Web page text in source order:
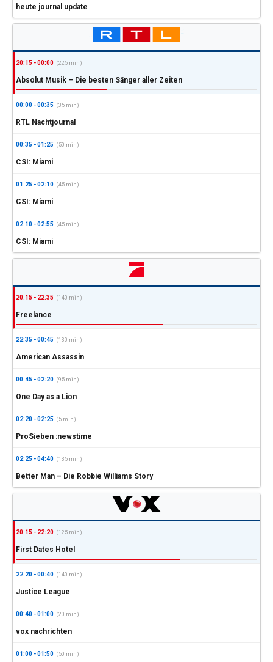
heute journal update
20:15 - 00:00 (225 min)
Absolut Musik – Die besten Sänger aller Zeiten
00:00 - 00:35 (35 min)
RTL Nachtjournal
00:35 - 01:25 (50 min)
CSI: Miami
01:25 - 02:10 (45 min)
CSI: Miami
02:10 - 02:55 (45 min)
CSI: Miami
20:15 - 22:35 (140 min)
Freelance
22:35 - 00:45 (130 min)
American Assassin
00:45 - 02:20 (95 min)
One Day as a Lion
02:20 - 02:25 (5 min)
ProSieben :newstime
02:25 - 04:40 (135 min)
Better Man – Die Robbie Williams Story
20:15 - 22:20 (125 min)
First Dates Hotel
22:20 - 00:40 (140 min)
Justice League
00:40 - 01:00 (20 min)
vox nachrichten
01:00 - 01:50 (50 min)